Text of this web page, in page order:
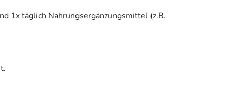
1x täglich Nahrungsergänzungsmittel (z.B.